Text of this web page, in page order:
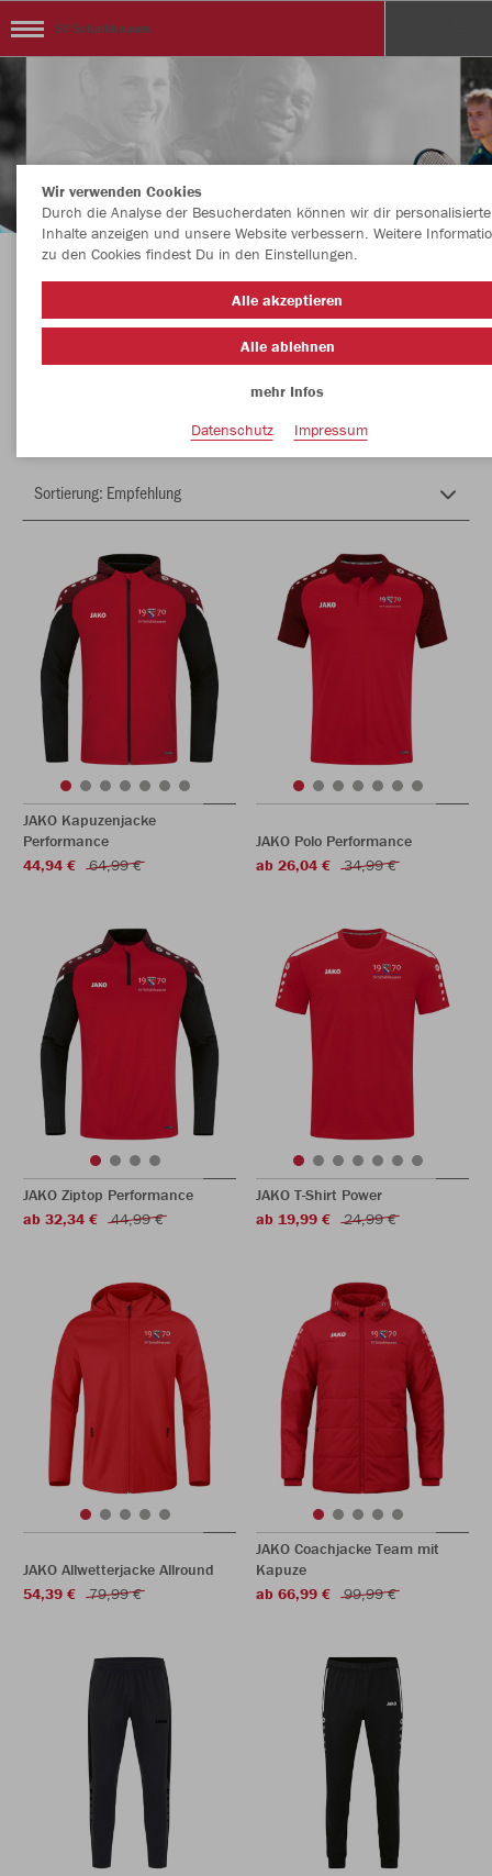
SV Schalkhausen
Herzlich Willkommen im Teamshop SV
Schalkhausen
JAKO Kapuzenjacke
Performance
44,94 €
64,99 €
JAKO Polo Performance
ab 26,04 €
34,99 €
JAKO Ziptop Performance
ab 32,34 €
44,99 €
JAKO T-Shirt Power
ab 19,99 €
24,99 €
JAKO Allwetterjacke Allround
54,39 €
79,99 €
JAKO Coachjacke Team mit
Kapuze
ab 66,99 €
99,99 €
Wir verwenden Cookies
Durch die Analyse der Besucherdaten können wir dir personalisierte
Inhalte anzeigen und unsere Website verbessern. Weitere
zu den Cookies findest Du in den Einstellungen.
Alle akzeptieren
Alle ablehnen
mehr Infos
Datenschutz
Impressum